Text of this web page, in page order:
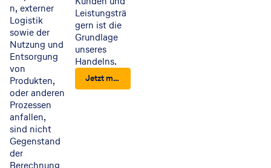
n, externer
Logistik
sowie der
Nutzung und
Entsorgung
von
Produkten,
oder anderen
Prozessen
anfallen,
sind nicht
Gegenstand
der
Berechnung
Leistungsträ
gern ist die
Grundlage
unseres
Handelns.
Jetzt mehr erfahren